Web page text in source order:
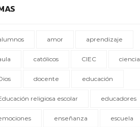
amor aprendizaje
católicos CIEC ciencia
docente educación
religiosa escolar educadores
enseñanza escuela